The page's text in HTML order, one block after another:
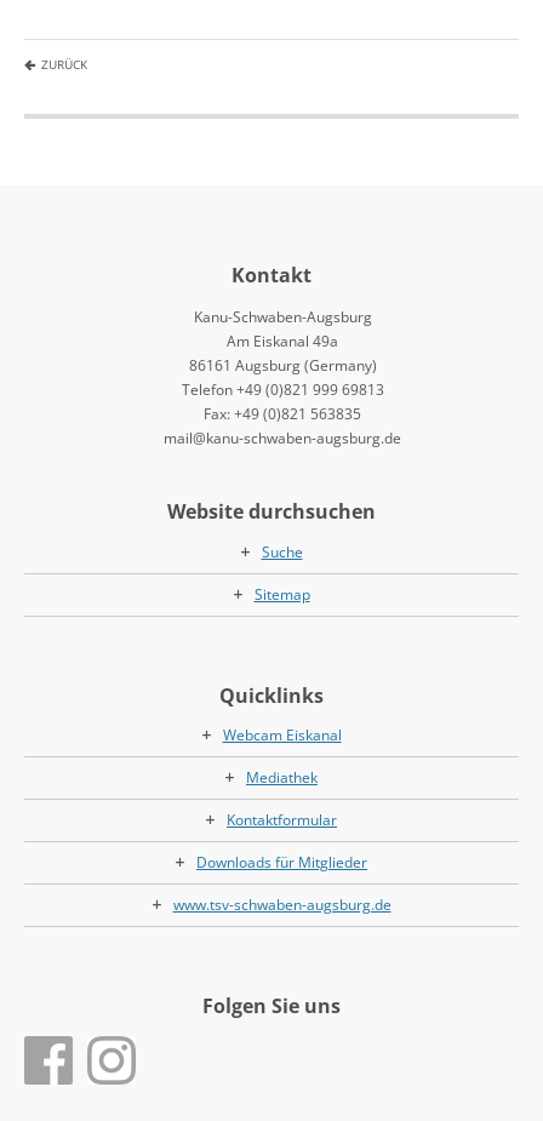
ZURÜCK
Kontakt
Kanu-Schwaben-Augsburg
Am Eiskanal 49a
86161 Augsburg (Germany)
Telefon +49 (0)821 999 69813
Fax: +49 (0)821 563835
mail@kanu-schwaben-augsburg.de
Website durchsuchen
Suche
Sitemap
Quicklinks
Webcam Eiskanal
Mediathek
Kontaktformular
Downloads für Mitglieder
www.tsv-schwaben-augsburg.de
Folgen Sie uns